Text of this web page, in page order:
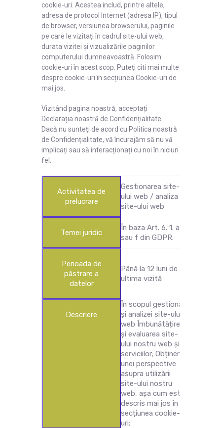
cookie-uri. Acestea includ, printre altele,
adresa de protocol Internet (adresa IP), tipul
de browser, versiunea browserului, paginile
pe care le vizitați în cadrul site-ului web,
durata vizitei și vizualizările paginilor
computerului dumneavoastră. Folosim
cookie-uri în acest scop. Puteți citi mai multe
despre cookie-uri în secțiunea Cookie-uri de
mai jos.
Vizitând pagina noastră, acceptați
Declarația noastră de Confidențialitate.
Dacă nu sunteți de acord cu Politica noastră
de Confidențialitate, vă încurajăm să nu vă
implicați sau să interacționați cu noi în niciun
fel.
Activitatea de
prelucrare
Gestionarea site-
ului web / analiza
site-ului web
Temei juridic
În baza Art. 6. 1. a
sau f din GDPR.
Perioada de
păstrare a
datelor
Până la 12 luni de la
ultima vizită
Descriere
În scopul gestionării
și analizei site-ului
web Îmbunătățirea
și evaluarea site-
ului nostru web și a
serviciilor; Obținerea
unei perspective
asupra utilizării
site-ului nostru
web, așa cum este
descris mai jos în
secțiunea cookie-
uri;